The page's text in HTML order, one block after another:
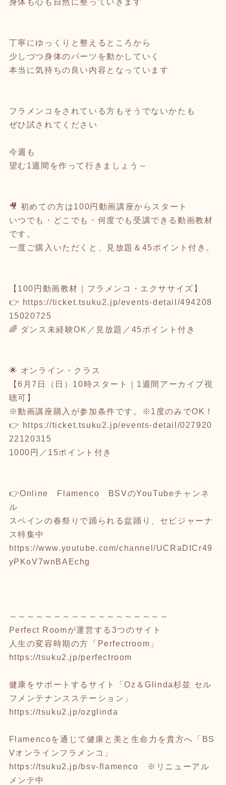
身体も心も自然に整っていきます
丁寧にゆっくりと整えるところから
少しづつ身体のパーツを動かしていく
本当に気持ちの良い内容となっています
フラメンコをされている方もそうでないかたも
ぜひ試されてください
今週も
望む1週間を作って行きましょう～
🎥 初めての方は100円動画講座からスタート
いつでも・どこでも・何度でも受講できる動画教材
です。
一度ご購入いただくと、見放題＆45ポイント付き。
【100円動画教材｜フラメンコ・エクササイズ】
👉 https://ticket.tsuku2.jp/events-detail/494208
15020725
🌈 ダンス未経験OK／見放題／45ポイント付き
🌟 オンライン・クラス
【6月7日（日）10時スタート｜1週間アーカイブ視
聴可】
※動画講座購入が参加条件です。※1度のみでOK！
👉 https://ticket.tsuku2.jp/events-detail/027920
22120315
1000円／15ポイント付き
👉Online Flamenco BSVのYouTubeチャンネ
ル
スペインの春祭りで踊られる盆踊り、セビジャーナ
ス特集中
https://www.youtube.com/channel/UCRaDICr49
yPKoV7wnBAEchg
～～～～～～～～～～～～～～～～～～
Perfect Roomが運営する3つのサイト
人生の変容時期の方「Perfectroom」
https://tsuku2.jp/perfectroom
健康をサポートするサイト「Oz＆Glinda杉並 セル
フメンテナンスステーション」
https://tsuku2.jp/ozglinda
Flamencoを通じて健康と美と生命力を貴方へ「BS
Vオンラインフラメンコ」
https://tsuku2.jp/bsv-flamenco ※リニューアル
メンテ中